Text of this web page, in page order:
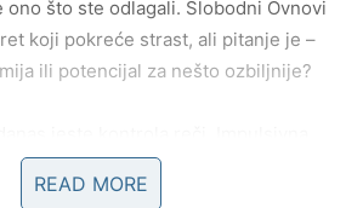
ono što ste odlagali. Slobodni Ovnovi
koji pokreće strast, ali pitanje je –
ili potencijal za nešto ozbiljnije?
nesporazum, ali iskrena, smirena
odnos.
READ MORE